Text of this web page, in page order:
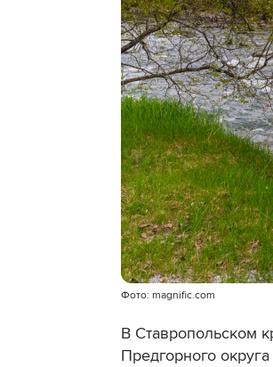
Фото: magnific.com
В Ставропольском
Предгорного